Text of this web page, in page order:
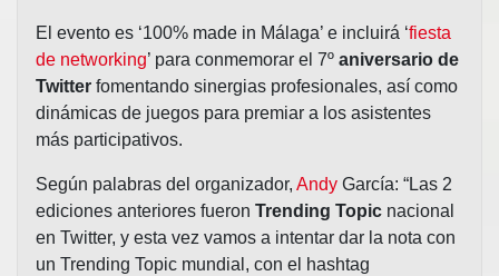
El evento es ‘100% made in Málaga’ e incluirá ‘fiesta
de networking’ para conmemorar el 7º aniversario de
Twitter fomentando sinergias profesionales, así como
dinámicas de juegos para premiar a los asistentes
más participativos.
Según palabras del organizador, Andy García: “Las 2
ediciones anteriores fueron Trending Topic nacional
en Twitter, y esta vez vamos a intentar dar la nota con
un Trending Topic mundial, con el hashtag